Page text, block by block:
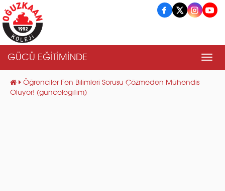
GÜCÜ EĞİTİMİNDE
Öğrenciler Fen Bilimleri Sorusu Çözmeden Mühendis
Oluyor! (guncelegitim)